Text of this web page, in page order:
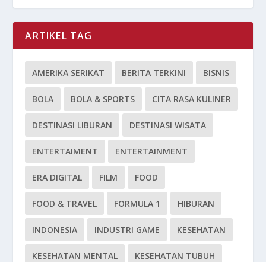
ARTIKEL TAG
AMERIKA SERIKAT BERITA TERKINI BISNIS
BOLA BOLA & SPORTS CITA RASA KULINER
DESTINASI LIBURAN DESTINASI WISATA
ENTERTAIMENT ENTERTAINMENT
ERA DIGITAL FILM FOOD
FOOD & TRAVEL FORMULA 1 HIBURAN
INDONESIA INDUSTRI GAME KESEHATAN
KESEHATAN MENTAL KESEHATAN TUBUH